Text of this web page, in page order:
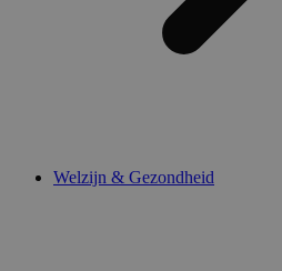
Welzijn & Gezondheid